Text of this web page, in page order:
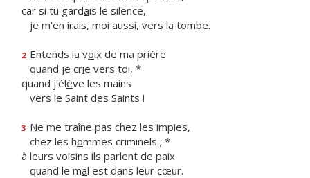
car si tu gardais le silence,
je m'en irais, moi aussi, vers la tombe.
2 Entends la voix de ma prière
quand je crie vers toi, *
quand j'élève les mains
vers le Saint des Saints !
3 Ne me traîne pas chez les impies,
chez les hommes criminels ; *
à leurs voisins ils parlent de paix
quand le mal est dans leur cœur.